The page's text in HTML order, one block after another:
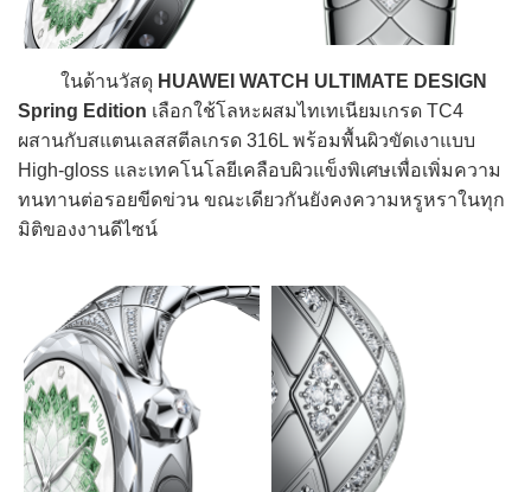
ในด้านวัสดุ HUAWEI WATCH ULTIMATE DESIGN
Spring Edition เลือกใช้โลหะผสมไทเทเนียมเกรด TC4
ผสานกับสแตนเลสสตีลเกรด 316L พร้อมพื้นผิวขัดเงาแบบ
High-gloss และเทคโนโลยีเคลือบผิวแข็งพิเศษเพื่อเพิ่มความ
ทนทานต่อรอยขีดข่วน ขณะเดียวกันยังคงความหรูหราในทุก
มิติของงานดีไซน์